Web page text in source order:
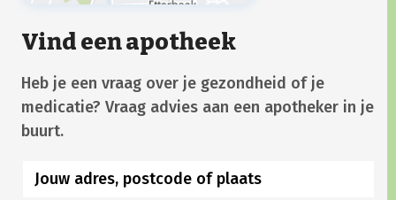
Vind een apotheek
Heb je een vraag over je gezondheid of je
medicatie? Vraag advies aan een apotheker in je
buurt.